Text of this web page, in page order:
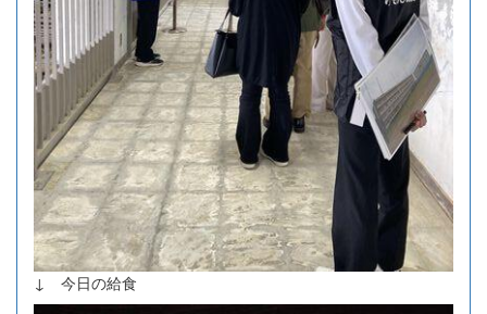
↓ 今日の給食